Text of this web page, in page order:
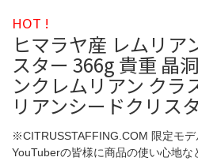
HOT !
ヒマラヤ産 レムリア
スター 366g 貴重 晶
ンクレムリアン クラ
リアンシードクリス
※CITRUSSTAFFING.COM 限定モデ
YouTuberの皆様に商品の使い心地な